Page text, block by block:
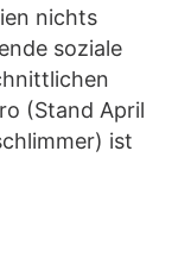
nichts
soziale
(Stand April
ist